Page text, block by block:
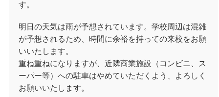
す。
明日の天気は雨が予想されています。学校周辺は混雑
が予想されるため、時間に余裕を持っての来校をお願
いいたします。
重ね重ねになりますが、近隣商業施設（コンビニ、ス
ーパー等）への駐車はやめていただくよう、よろしく
お願いいたします。